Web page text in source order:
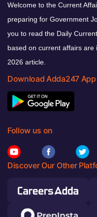
Welcome to the Current
preparing for Government
you to read the Daily
based on current affairs are
2026 article.
Download Adda247 App
Follow us on
Discover Our Other